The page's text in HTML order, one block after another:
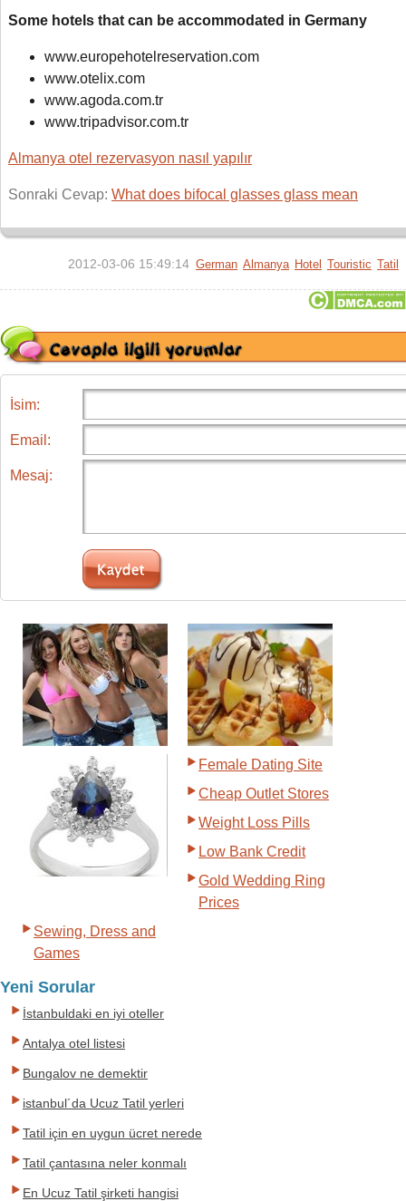
Some hotels that can be accommodated in Germany
www.europehotelreservation.com
www.otelix.com
www.agoda.com.tr
www.tripadvisor.com.tr
Almanya otel rezervasyon nasıl yapılır
Sonraki Cevap: What does bifocal glasses glass mean
2012-03-06 15:49:14 German Almanya Hotel Touristic Tatil
İsim:
Email:
Mesaj:
Female Dating Site
Cheap Outlet Stores
Weight Loss Pills
Low Bank Credit
Gold Wedding Ring
Prices
Sewing, Dress and
Games
Yeni Sorular
İstanbuldaki en iyi oteller
Antalya otel listesi
Bungalov ne demektir
istanbul´da Ucuz Tatil yerleri
Tatil için en uygun ücret nerede
Tatil çantasına neler konmalı
En Ucuz Tatil şirketi hangisi